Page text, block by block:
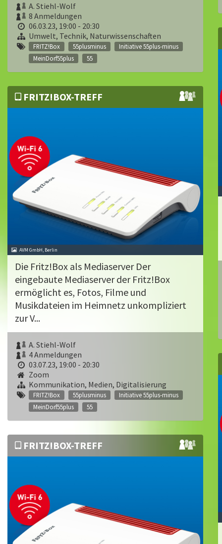
A. Stiehl-Wolf
8 Anmeldungen
06.03.23, 19:00 - 20:30
Umwelt, Technik, Naturwissenschaften
FRITZ!Box 55plusminus
Initiative 55plus-minus
MeinDorf55plus
55
FRITZ!BOX-TREFF
AVM GmbH, Berlin
Die Fritz!Box als Mediaserver Der
eingebaute Mediaserver der Fritz!Box
ermöglicht es, Fotos, Filme und
Musikdateien im Heimnetz unkompliziert
zur V...
A. Stiehl-Wolf
4 Anmeldungen
03.07.23, 19:00 - 20:30
Zoom
Kommunikation, Medien, Digitalisierung
FRITZ!Box 55plusminus
Initiative 55plus-minus
MeinDorf55plus
55
FRITZ!BOX-TREFF